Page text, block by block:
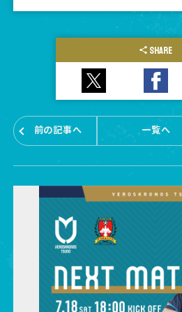
SHARE
前の記事へ 一覧へ